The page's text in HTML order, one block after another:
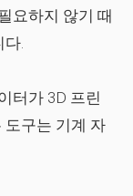
요하지 않기 때
.
터가 3D 프린
도구는 기계 자